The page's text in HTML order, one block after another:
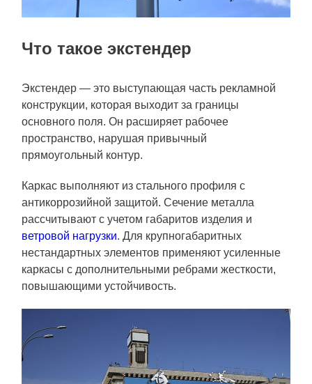
Что такое экстендер
Экстендер — это выступающая часть рекламной
конструкции, которая выходит за границы
основного поля. Он расширяет рабочее
пространство, нарушая привычный
прямоугольный контур.
Каркас выполняют из стального профиля с
антикоррозийной защитой. Сечение металла
рассчитывают с учетом габаритов изделия и
ветровой нагрузки. Для крупногабаритных
нестандартных элементов применяют усиленные
каркасы с дополнительными ребрами жесткости,
повышающими устойчивость.